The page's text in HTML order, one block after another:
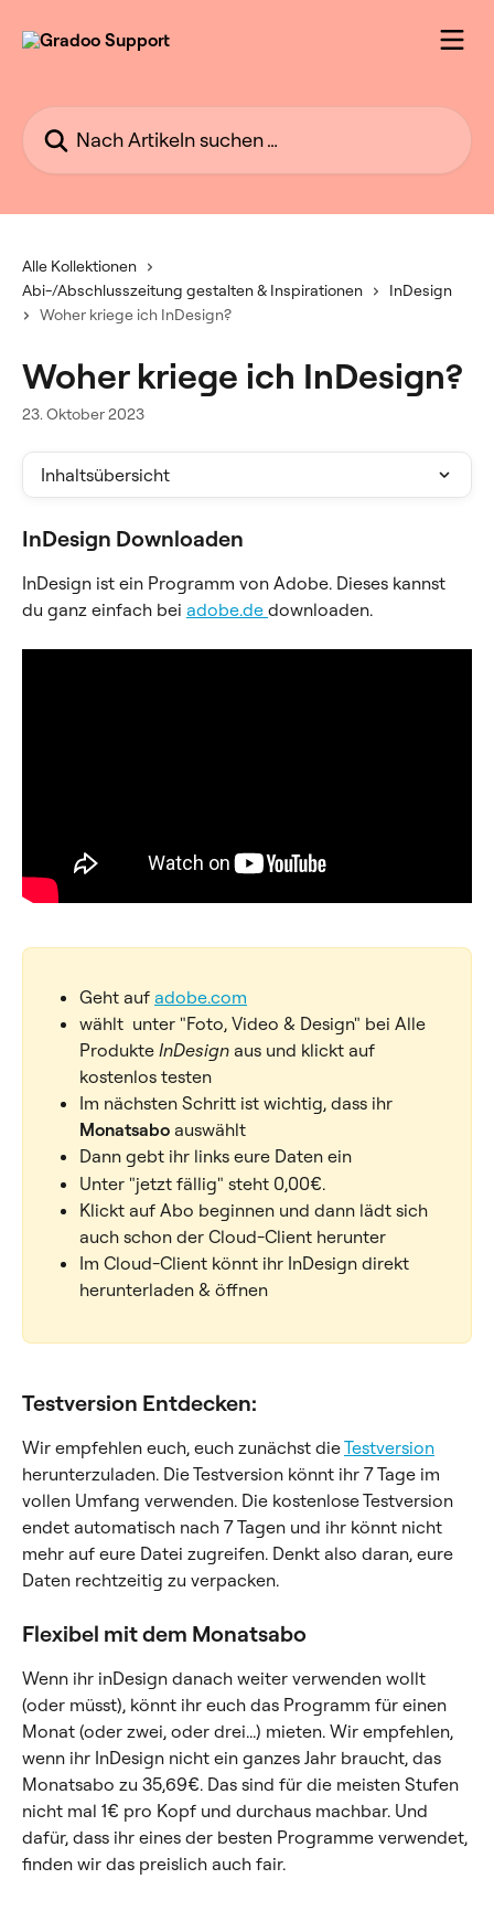
Alle Kollektionen
Abi-/Abschlusszeitung gestalten & Inspirationen
InDesign
Woher kriege ich InDesign?
Woher kriege ich InDesign?
23. Oktober 2023
Inhaltsübersicht
InDesign Downloaden
InDesign ist ein Programm von Adobe. Dieses kannst
du ganz einfach bei adobe.de downloaden.
Geht auf adobe.com
wählt  unter "Foto, Video & Design" bei Alle
Produkte InDesign aus und klickt auf
kostenlos testen
Im nächsten Schritt ist wichtig, dass ihr
Monatsabo auswählt
Dann gebt ihr links eure Daten ein
Unter "jetzt fällig" steht 0,00€.
Klickt auf Abo beginnen und dann lädt sich
auch schon der Cloud-Client herunter
Im Cloud-Client könnt ihr InDesign direkt
herunterladen & öffnen
Testversion Entdecken:
Wir empfehlen euch, euch zunächst die Testversion
herunterzuladen. Die Testversion könnt ihr 7 Tage im
vollen Umfang verwenden. Die kostenlose Testversion
endet automatisch nach 7 Tagen und ihr könnt nicht
mehr auf eure Datei zugreifen. Denkt also daran, eure
Daten rechtzeitig zu verpacken.
Flexibel mit dem Monatsabo
Wenn ihr inDesign danach weiter verwenden wollt
(oder müsst), könnt ihr euch das Programm für einen
Monat (oder zwei, oder drei...) mieten. Wir empfehlen,
wenn ihr InDesign nicht ein ganzes Jahr braucht, das
Monatsabo zu 35,69€. Das sind für die meisten Stufen
nicht mal 1€ pro Kopf und durchaus machbar. Und
dafür, dass ihr eines der besten Programme verwendet,
finden wir das preislich auch fair.